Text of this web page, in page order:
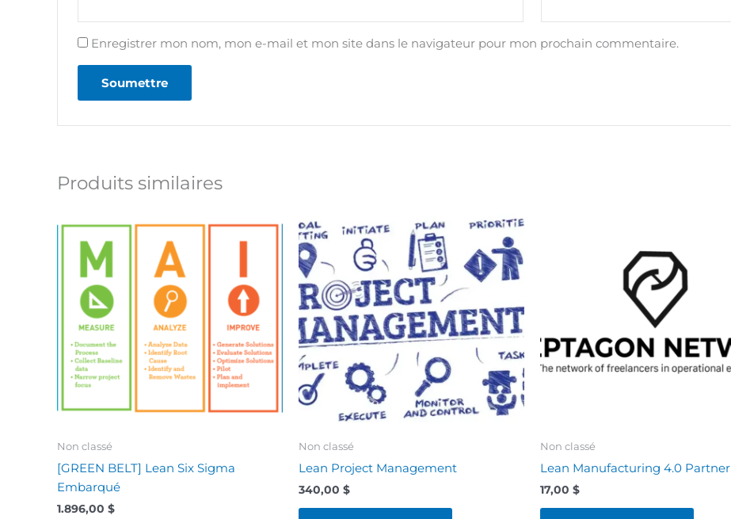
Enregistrer mon nom, mon e-mail et mon site dans le navigateur pour mon prochain commentaire.
Produits similaires
Non classé
[GREEN BELT] Lean Six Sigma
Embarqué
1.896,00 $
Non classé
Lean Project Management
340,00 $
Non classé
Lean Manufacturing 4.0 Partner
17,00 $